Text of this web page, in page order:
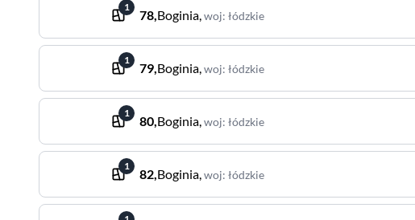
1
78,Boginia,woj: łódzkie
1
79,Boginia,woj: łódzkie
1
80,Boginia,woj: łódzkie
1
82,Boginia,woj: łódzkie